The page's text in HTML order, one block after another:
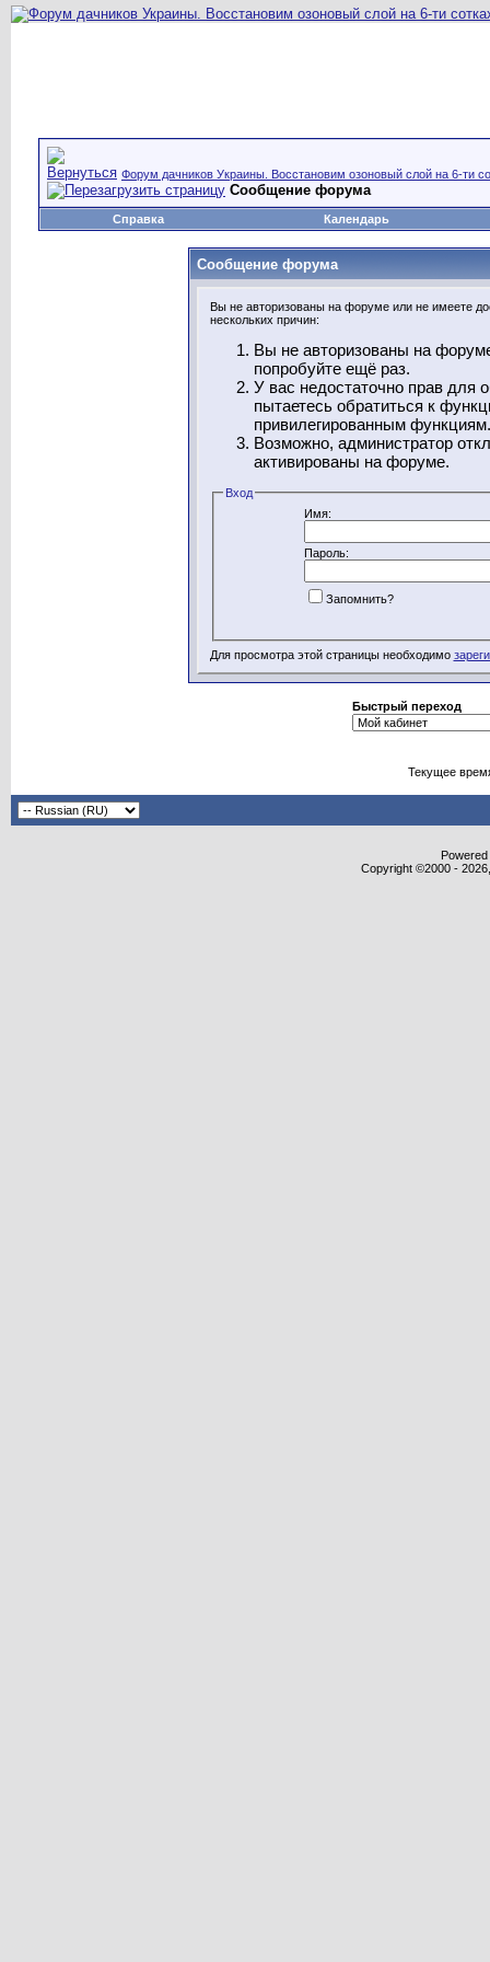
Форум дачников Украины. Восстановим озоновый слой на 6-ти
Сообщение форума
Справка Календарь
Сообщение форума
Вы не авторизованы на форуме или не имеете
нескольких причин:
Вы не авторизованы на
попробуйте ещё раз.
У вас недостаточно прав для
пытаетесь обратиться к
привилегированным функциям.
Возможно, администратор
активированы на форуме.
Вход
Имя:
Пароль:
Запомнить?
Для просмотра этой страницы необходимо
Быстрый переход
Текущее
Copyright ©2000 -